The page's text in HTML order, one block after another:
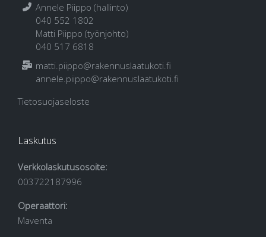
Annele Piippo (hallinto)
040 552 1802
Matti Piippo (työnjohto)
040 517 6818
matti.piippo@rakennuslaatukoti.fi
annele.piippo@rakennuslaatukoti.fi
Tietosuojaseloste
Laskutus
Verkkolaskutusosoite:
003722187996
Operaattori:
Maventa